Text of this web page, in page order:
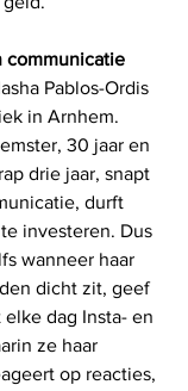
communicatie
Pablos-Ordis
in Arnhem.
30 jaar en
drie jaar, snapt
durft
investeren. Dus
wanneer haar
dicht zit, geef
dag Insta- en
ze haar
op reacties,